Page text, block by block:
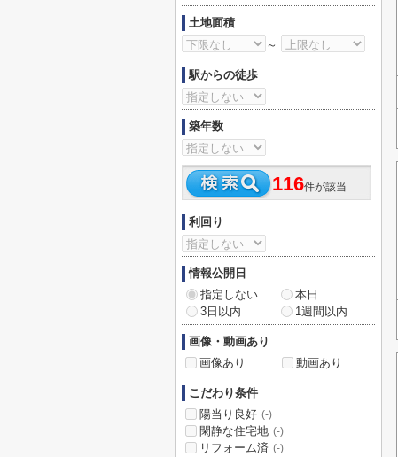
土地面積
～
駅からの徒歩
築年数
116件が該当
利回り
情報公開日
指定しない
本日
3日以内
1週間以内
画像・動画あり
画像あり
動画あり
こだわり条件
陽当り良好 (-)
閑静な住宅地 (-)
リフォーム済 (-)